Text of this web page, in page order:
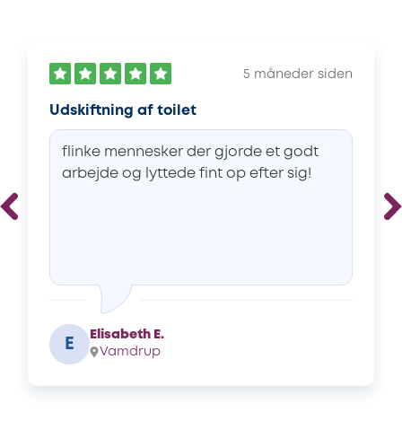
5 måneder siden
Udskiftning af toilet
flinke mennesker der gjorde et godt
arbejde og lyttede fint op efter sig!
E
Elisabeth E.
Vamdrup